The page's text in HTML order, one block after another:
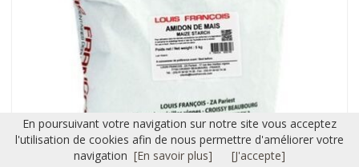
En poursuivant votre navigation sur notre site vous acceptez
l'utilisation de cookies afin de nous permettre d'améliorer votre
navigation [En savoir plus] [J'accepte]